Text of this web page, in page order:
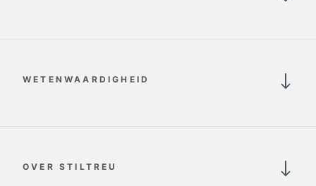
WETENWAARDIGHEID
OVER STILTREU